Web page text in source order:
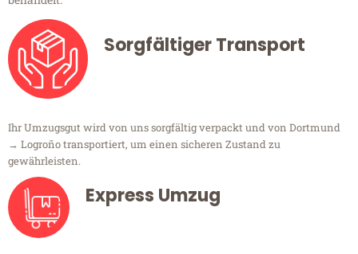
Sorgfältiger Transport
Ihr Umzugsgut wird von uns sorgfältig verpackt und von Dortmund
→ Logroño transportiert, um einen sicheren Zustand zu
gewährleisten.
Express Umzug